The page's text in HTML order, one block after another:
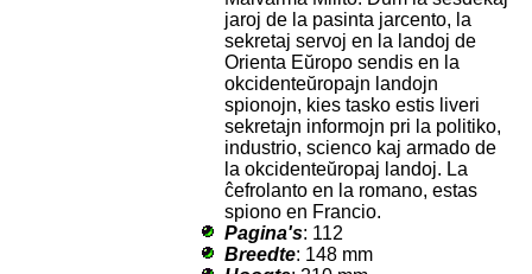
jaroj de la pasinta jarcento, la
sekretaj servoj en la landoj de
Orienta Eŭropo sendis en la
okcidenteŭropajn landojn
spionojn, kies tasko estis liveri
sekretajn informojn pri la politiko,
industrio, scienco kaj armado de
la okcidenteŭropaj landoj. La
ĉefrolanto en la romano, estas
spiono en Francio.
Pagina's: 112
Breedte: 148 mm